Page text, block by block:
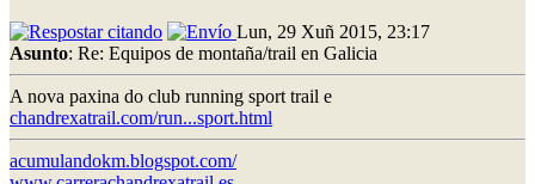
Lun, 29 Xuñ 2015, 23:17
Asunto: Re: Equipos de montaña/trail en Galicia
A nova paxina do club running sport trail e
chandrexatrail.com/run...sport.html
acumulandokm.blogspot.com/